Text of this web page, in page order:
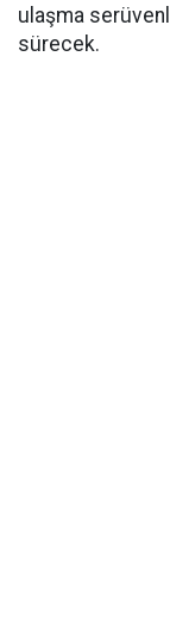
ulaşma
sürecek.